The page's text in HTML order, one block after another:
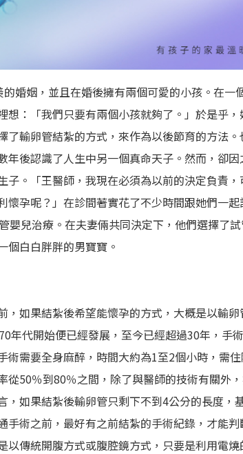
婚姻，並且在婚後擁有兩個可愛的小孩。在一
想：「我們只要有兩個小孩就夠了。」於是乎
了輸卵管結紮的方式，來作為以後節育的方法
年後認識了人生中另一個真命天子。然而，卻
子。「王醫師，我現在必須為以前的決定負責
懷孕呢？」在診間著實花了不少時間跟她們一
嬰兒治療。在夫妻倆共同決定下，他們選擇了
個白白胖胖的男寶寶。
，如果結紮後希望能懷孕的方式，大概是以輸
年代開始便已經發展，至今已經超過30年，手
術需要全身麻醉，時間大約為1至2個小時，需
從50％到80％之間，除了與醫師的技術有關外
，如果結紮後輸卵管只剩下不到4公分的長度，
手術之前，最好有之前結紮的手術紀錄，才能判
以傳統開腹方式或腹腔鏡方式，只要是利用電